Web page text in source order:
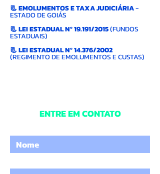
📃EMOLUMENTOS E TAXA JUDICIÁRIA-
ESTADO DE GOIÁS
📃LEI ESTADUAL Nº 19.191/2015(FUNDOS
ESTADUAIS)
📃LEI ESTADUAL Nº 14.376/2002
(REGIMENTO DE EMOLUMENTOS E CUSTAS)
ENTRE EM CONTATO